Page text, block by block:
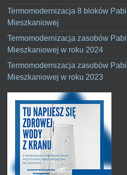
Termomodernizacja 8 bloków
Mieszkaniowej
Termomodernizacja zasobów
Mieszkaniowej w roku 2024
Termomodernizacja zasobów
Mieszkaniowej w roku 2023